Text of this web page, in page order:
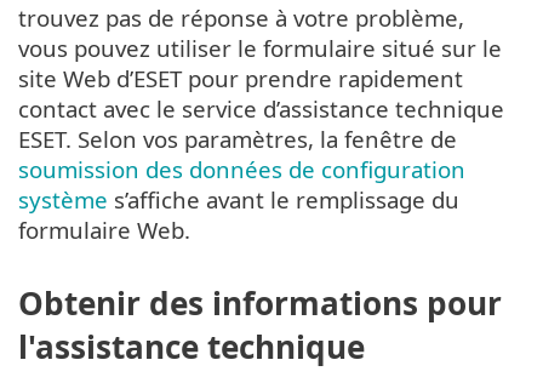
trouvez pas de réponse à votre problème,
vous pouvez utiliser le formulaire situé sur le
site Web d’ESET pour prendre rapidement
contact avec le service d’assistance technique
ESET. Selon vos paramètres, la fenêtre de
soumission des données de configuration
système s’affiche avant le remplissage du
formulaire Web.
Obtenir des informations pour
l'assistance technique